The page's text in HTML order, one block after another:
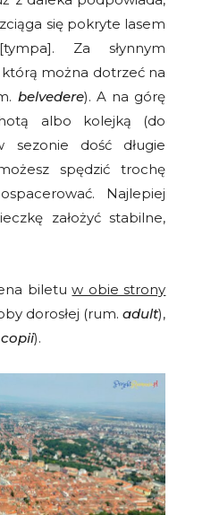
się pokryte lasem
Za słynnym
można dotrzeć na
belvedere). A na górę
albo kolejką (do
dość długie
spędzić trochę
Najlepiej
założyć stabilne,
biletuw obie strony
dorosłej (rum.adult),
copii).